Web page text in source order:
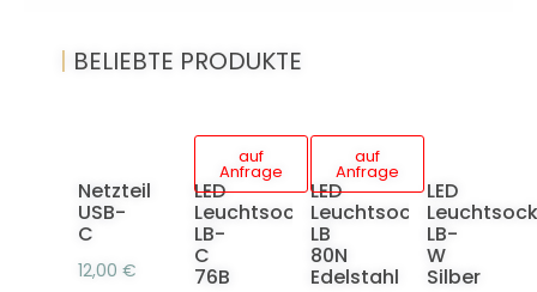
| BELIEBTE PRODUKTE
Netzteil
USB-
C
12,00 €
auf
Anfrage
LED
Leuchtsockel
LB-
C
76B
auf
Anfrage
LED
Leuchtsockel
LB
80N
Edelstahl
LED
LB-
W
Silber